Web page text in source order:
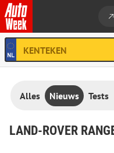
Ga naar de inhoud
Alles Nieuws Tests